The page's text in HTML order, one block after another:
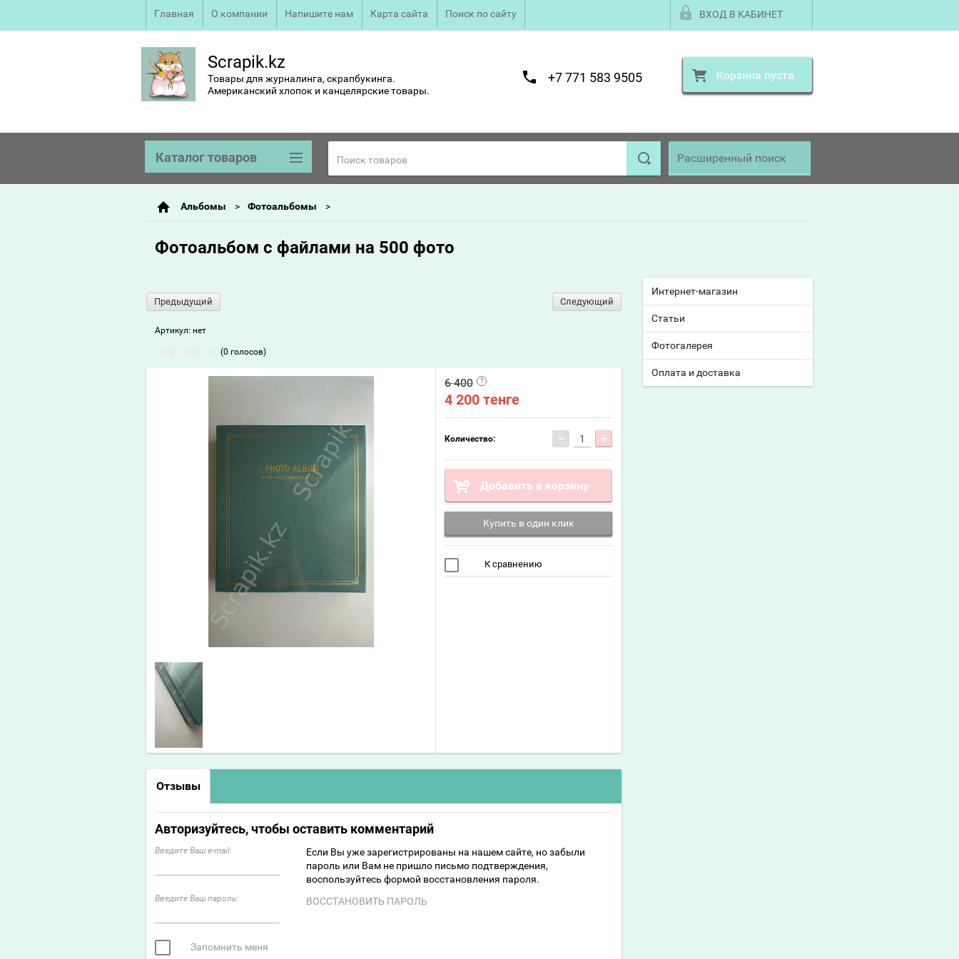
Главная О компании Напишите нам Карта сайта Поиск по сайту ВХОД В КАБИНЕТ
Scrapik.kz
Товары для журналинга, скрапбукинга.
Американский хлопок и канцелярские товары.
+7 771 583 9505 Корзина пуста
Расширенный поиск
Альбомы Фотоальбомы
Фотоальбом с файлами на 500 фото
Предыдущий Следующий
Артикул: нет
(0 голосов)
6 400
4 200 тенге
Количество: − +
Добавить в корзину
Купить в один клик
К сравнению
Отзывы
Авторизуйтесь, чтобы оставить комментарий
Введите Ваш e-mail:
Введите Ваш пароль:
Запомнить меня
Если Вы уже зарегистрированы на нашем сайте, но забыли
пароль или Вам не пришло письмо подтверждения,
воспользуйтесь формой восстановления пароля.
ВОССТАНОВИТЬ ПАРОЛЬ
Каталог товаров
Интернет-магазин
Статьи
Фотогалерея
Оплата и доставка